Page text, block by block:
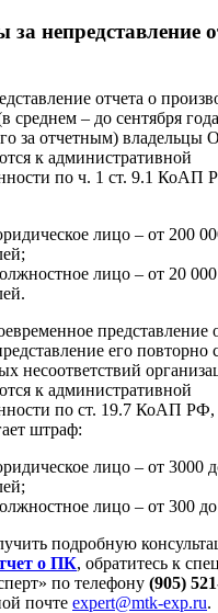
непредставление
отчета о
среднем – до сентября
за отчетным) владельцы
к административной
по ч. 1 ст. 9.1 КоАП
лицо – от 200
лицо – от 20
представление
его повторно
несоответствий
к административной
по ст. 19.7 КоАП РФ,
штраф:
лицо – от 3000
лицо – от 300
подробную
о ПК, обратитесь к
по телефону (905)
почте expert@mtk-exp.ru.